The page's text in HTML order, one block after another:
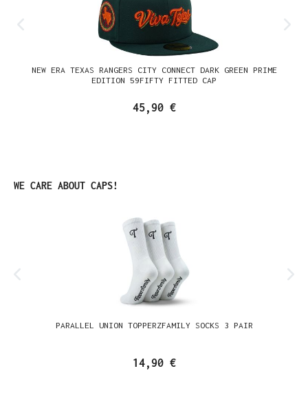
NEW ERA TEXAS RANGERS CITY CONNECT DARK GREEN PRIME
EDITION 59FIFTY FITTED CAP
45,90 €
Produktgalerie überspringen
WE CARE ABOUT CAPS!
PARALLEL UNION TOPPERZFAMILY SOCKS 3 PAIR
14,90 €